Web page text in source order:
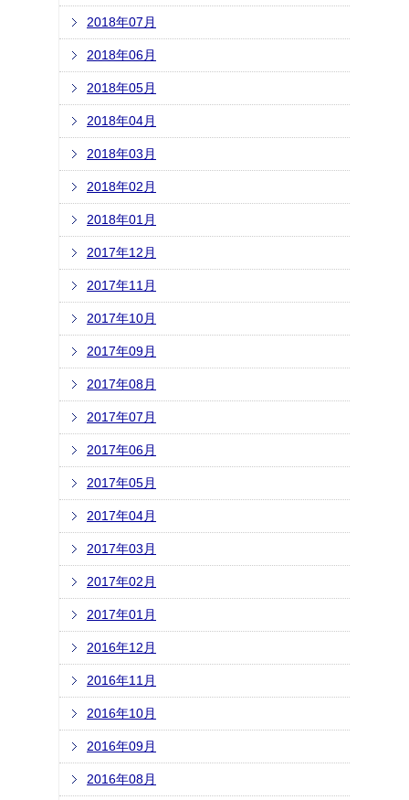
2018年07月
2018年06月
2018年05月
2018年04月
2018年03月
2018年02月
2018年01月
2017年12月
2017年11月
2017年10月
2017年09月
2017年08月
2017年07月
2017年06月
2017年05月
2017年04月
2017年03月
2017年02月
2017年01月
2016年12月
2016年11月
2016年10月
2016年09月
2016年08月